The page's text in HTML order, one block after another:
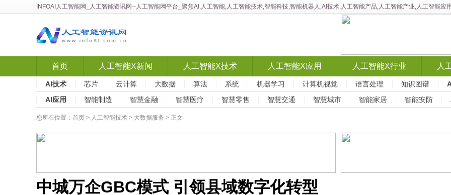
INFOAI人工智能网 人工智能资讯网--人工智能网平台_聚焦AI,人工智能,人工智能技术,智能科技,智能机器人,AI技术,人工智能产品,人工智能产业,人工智能应
首页 人工智能X新闻 人工智能X技术 人工智能X应用 人工智能X行业 人
AI技术 芯片 云计算 大数据 算法 系统 机器学习 计算机视觉 语言处理 知识图谱
AI应用
智能制造 智慧金融 智慧医疗 智慧零售 智慧交通 智慧城市 智能家居 智能安防
您所在位置： 首页 > 人工智能技术 > 大数据服务 > 正文
中城万企GBC模式 引领县域数字化转型